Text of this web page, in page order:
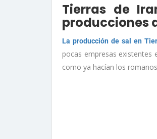
Tierras de
producciones
La producción de sal en
pocas empresas existentes
como ya hacían los